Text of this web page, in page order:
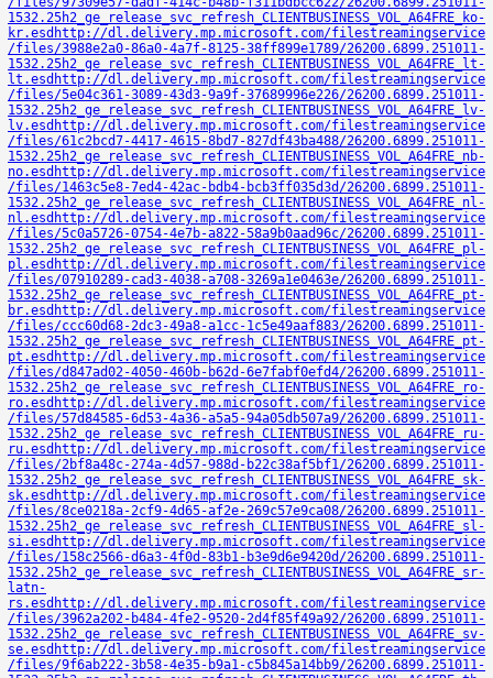
1532.25h2_ge_release_svc_refresh_CLIENTBUSINESS_VOL_A64FRE_ko-
kr.esd http://dl.delivery.mp.microsoft.com/filestreamingservice
/files/3988e2a0-86a0-4a7f-8125-38ff899e1789/26200.6899.251011-
1532.25h2_ge_release_svc_refresh_CLIENTBUSINESS_VOL_A64FRE_lt-
lt.esd http://dl.delivery.mp.microsoft.com/filestreamingservice
/files/5e04c361-3089-43d3-9a9f-37689996e226/26200.6899.251011-
1532.25h2_ge_release_svc_refresh_CLIENTBUSINESS_VOL_A64FRE_lv-
lv.esd http://dl.delivery.mp.microsoft.com/filestreamingservice
/files/61c2bcd7-4417-4615-8bd7-827df43ba488/26200.6899.251011-
1532.25h2_ge_release_svc_refresh_CLIENTBUSINESS_VOL_A64FRE_nb-
no.esd http://dl.delivery.mp.microsoft.com/filestreamingservice
/files/1463c5e8-7ed4-42ac-bdb4-bcb3ff035d3d/26200.6899.251011-
1532.25h2_ge_release_svc_refresh_CLIENTBUSINESS_VOL_A64FRE_nl-
nl.esd http://dl.delivery.mp.microsoft.com/filestreamingservice
/files/5c0a5726-0754-4e7b-a822-58a9b0aad96c/26200.6899.251011-
1532.25h2_ge_release_svc_refresh_CLIENTBUSINESS_VOL_A64FRE_pl-
pl.esd http://dl.delivery.mp.microsoft.com/filestreamingservice
/files/07910289-cad3-4038-a708-3269a1e0463e/26200.6899.251011-
1532.25h2_ge_release_svc_refresh_CLIENTBUSINESS_VOL_A64FRE_pt-
br.esd http://dl.delivery.mp.microsoft.com/filestreamingservice
/files/ccc60d68-2dc3-49a8-a1cc-1c5e49aaf883/26200.6899.251011-
1532.25h2_ge_release_svc_refresh_CLIENTBUSINESS_VOL_A64FRE_pt-
pt.esd http://dl.delivery.mp.microsoft.com/filestreamingservice
/files/d847ad02-4050-460b-b62d-6e7fabf0efd4/26200.6899.251011-
1532.25h2_ge_release_svc_refresh_CLIENTBUSINESS_VOL_A64FRE_ro-
ro.esd http://dl.delivery.mp.microsoft.com/filestreamingservice
/files/57d84585-6d53-4a36-a5a5-94a05db507a9/26200.6899.251011-
1532.25h2_ge_release_svc_refresh_CLIENTBUSINESS_VOL_A64FRE_ru-
ru.esd http://dl.delivery.mp.microsoft.com/filestreamingservice
/files/2bf8a48c-274a-4d57-988d-b22c38af5bf1/26200.6899.251011-
1532.25h2_ge_release_svc_refresh_CLIENTBUSINESS_VOL_A64FRE_sk-
sk.esd http://dl.delivery.mp.microsoft.com/filestreamingservice
/files/8ce0218a-2cf9-4d65-af2e-269c57e9ca08/26200.6899.251011-
1532.25h2_ge_release_svc_refresh_CLIENTBUSINESS_VOL_A64FRE_sl-
si.esd http://dl.delivery.mp.microsoft.com/filestreamingservice
/files/158c2566-d6a3-4f0d-83b1-b3e9d6e9420d/26200.6899.251011-
1532.25h2_ge_release_svc_refresh_CLIENTBUSINESS_VOL_A64FRE_sr-
latn-
rs.esd http://dl.delivery.mp.microsoft.com/filestreamingservice
/files/3962a202-b484-4fe2-9520-2d4f85f49a92/26200.6899.251011-
1532.25h2_ge_release_svc_refresh_CLIENTBUSINESS_VOL_A64FRE_sv-
se.esd http://dl.delivery.mp.microsoft.com/filestreamingservice
/files/9f6ab222-3b58-4e35-b9a1-c5b845a14bb9/26200.6899.251011-